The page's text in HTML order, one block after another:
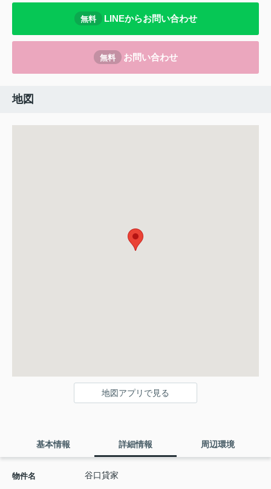
無料 LINEからお問い合わせ
無料 お問い合わせ
地図
地図アプリで見る
基本情報 詳細情報 周辺環境
物件名 谷口貸家